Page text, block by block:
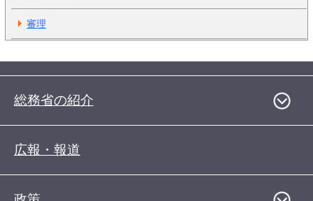
審理
総務省の紹介
広報・報道